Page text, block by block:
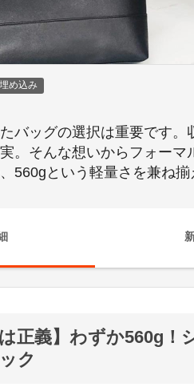
埋め込み
バッグの選択は重要です
。そんな想いからフォー
560gという軽量さを兼ね揃
は正義】わずか560g
ク